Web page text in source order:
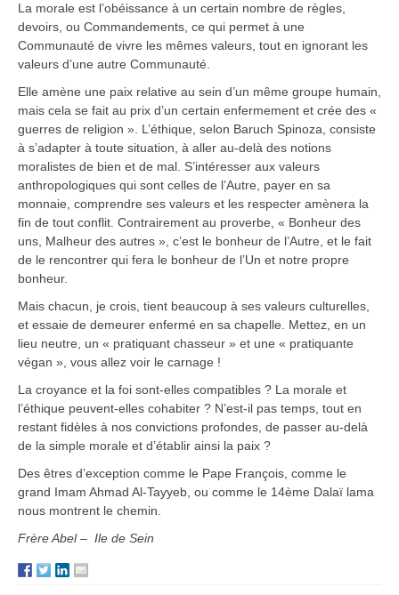
La morale est l’obéissance à un certain nombre de règles,
devoirs, ou Commandements, ce qui permet à une
Communauté de vivre les mêmes valeurs, tout en ignorant les
valeurs d’une autre Communauté.
Elle amène une paix relative au sein d’un même groupe humain,
mais cela se fait au prix d’un certain enfermement et crée des «
guerres de religion ». L’éthique, selon Baruch Spinoza, consiste
à s’adapter à toute situation, à aller au-delà des notions
moralistes de bien et de mal. S’intéresser aux valeurs
anthropologiques qui sont celles de l’Autre, payer en sa
monnaie, comprendre ses valeurs et les respecter amènera la
fin de tout conflit. Contrairement au proverbe, « Bonheur des
uns, Malheur des autres », c’est le bonheur de l’Autre, et le fait
de le rencontrer qui fera le bonheur de l’Un et notre propre
bonheur.
Mais chacun, je crois, tient beaucoup à ses valeurs culturelles,
et essaie de demeurer enfermé en sa chapelle. Mettez, en un
lieu neutre, un « pratiquant chasseur » et une « pratiquante
végan », vous allez voir le carnage !
La croyance et la foi sont-elles compatibles ? La morale et
l’éthique peuvent-elles cohabiter ? N’est-il pas temps, tout en
restant fidèles à nos convictions profondes, de passer au-delà
de la simple morale et d’établir ainsi la paix ?
Des êtres d’exception comme le Pape François, comme le
grand Imam Ahmad Al-Tayyeb, ou comme le 14ème Dalaï lama
nous montrent le chemin.
Frère Abel – Ile de Sein